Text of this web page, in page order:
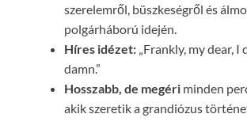
szerelemről, büszkeségről és
polgárháború idején.
Híres idézet: „Frankly, my dear, I
damn.”
Hosszabb, de megéri minden
akik szeretik a grandiózus